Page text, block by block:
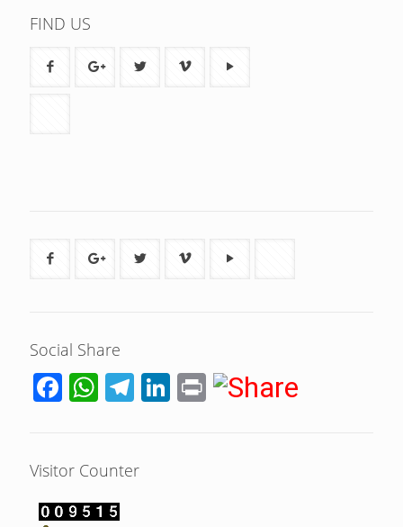
FIND US
Social Share
Facebook
WhatsApp
Telegram
LinkedIn
Print
Visitor Counter
Desak